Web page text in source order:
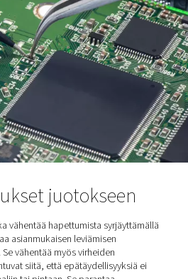
pestään liuottimilla.
että tunnelijärjestelmä
kertymistä, mutta koska
kaikissa vaiheissa
osakaasujärjestelmä ja tuottaa
sen poistamista ja korvaamista
pienempään juotoksen
ei kuitenkaan pelkästään vähennä